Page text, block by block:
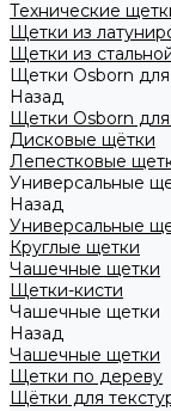
Технические
Щетки из
Щетки из
Щетки Osborn
Назад
Щетки Osborn
Дисковые щётки
Лепестковые
Универсальные
Назад
Универсальные
Круглые щетки
Чашечные щетки
Щетки-кисти
Чашечные щетки
Назад
Чашечные щетки
Щетки по дереву
Щётки для